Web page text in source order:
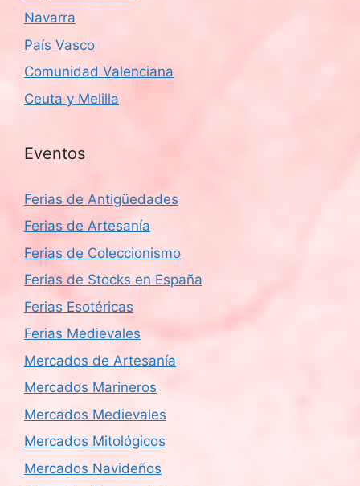
Navarra
País Vasco
Comunidad Valenciana
Ceuta y Melilla
Eventos
Ferias de Antigüedades
Ferias de Artesanía
Ferias de Coleccionismo
Ferias de Stocks en España
Ferias Esotéricas
Ferias Medievales
Mercados de Artesanía
Mercados Marineros
Mercados Medievales
Mercados Mitológicos
Mercados Navideños